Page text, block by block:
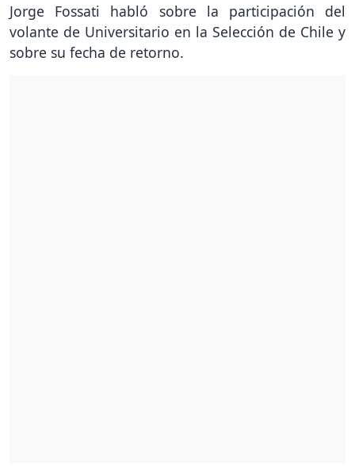
Jorge Fossati habló sobre la participación del
volante de Universitario en la Selección de Chile y
sobre su fecha de retorno.